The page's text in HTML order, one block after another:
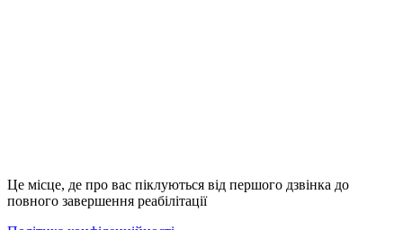
Це місце, де про вас піклуються від першого дзвінка до
повного завершення реабілітації